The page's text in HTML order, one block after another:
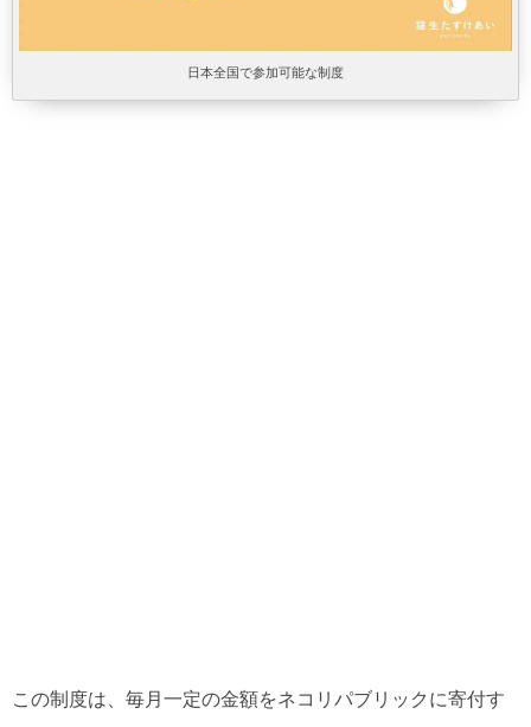
日本全国で参加可能な制度
この制度は、毎月一定の金額をネコリパブリックに寄付す